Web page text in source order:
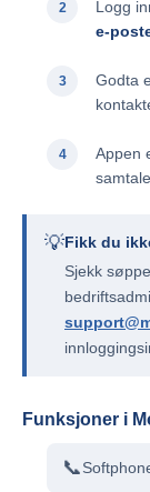
Logg
e-
Godta
Appen
💡Fikk du
Sjekk
Funksjoner i
📞